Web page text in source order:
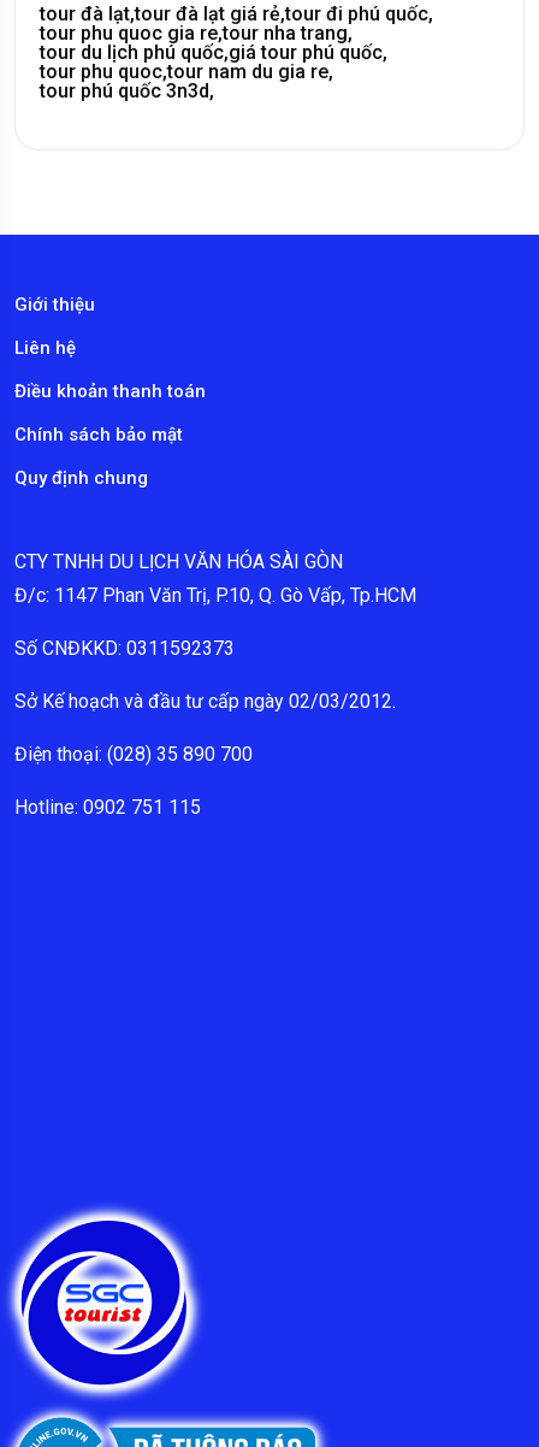
tour đà lạt,tour đà lạt giá rẻ,tour đi phú quốc,
tour phu quoc gia re,tour nha trang,
tour du lịch phú quốc,giá tour phú quốc,
tour phu quoc,tour nam du gia re,
tour phú quốc 3n3d,
Giới thiệu
Liên hệ
Điều khoản thanh toán
Chính sách bảo mật
Quy định chung
CTY TNHH DU LỊCH VĂN HÓA SÀI GÒN
Đ/c: 1147 Phan Văn Trị, P.10, Q. Gò Vấp, Tp.HCM
Số CNĐKKD: 0311592373
Sở Kế hoạch và đầu tư cấp ngày 02/03/2012.
Điện thoại: (028) 35 890 700
Hotline: 0902 751 115